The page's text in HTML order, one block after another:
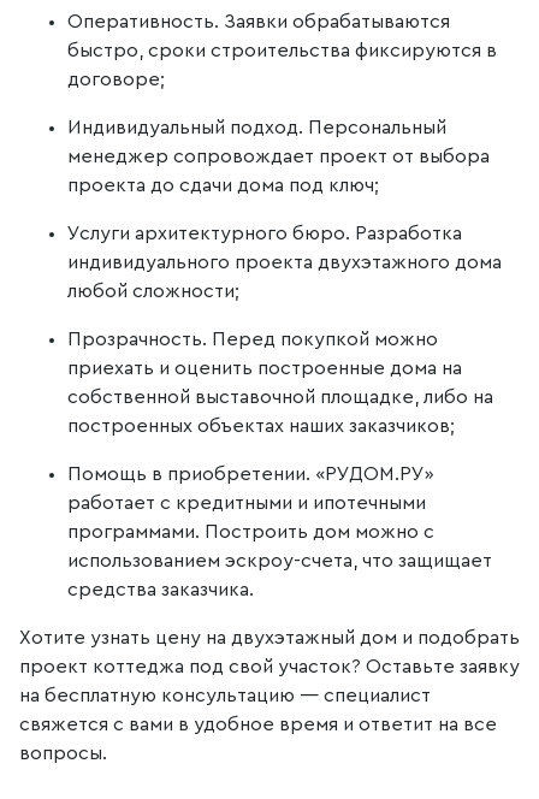
Оперативность. Заявки обрабатываются
быстро, сроки строительства фиксируются в
договоре;
Индивидуальный подход. Персональный
менеджер сопровождает проект от выбора
проекта до сдачи дома под ключ;
Услуги архитектурного бюро. Разработка
индивидуального проекта двухэтажного дома
любой сложности;
Прозрачность. Перед покупкой можно
приехать и оценить построенные дома на
собственной выставочной площадке, либо на
построенных объектах наших заказчиков;
Помощь в приобретении. «РУДОМ.РУ»
работает с кредитными и ипотечными
программами. Построить дом можно с
использованием эскроу-счета, что защищает
средства заказчика.
Хотите узнать цену на двухэтажный дом и подобрать
проект коттеджа под свой участок? Оставьте заявку
на бесплатную консультацию — специалист
свяжется с вами в удобное время и ответит на все
вопросы.